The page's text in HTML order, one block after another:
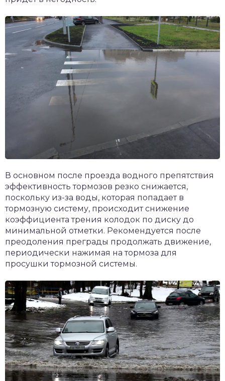
В основном после проезда водного препятствия
эффективность тормозов резко снижается,
поскольку из-за воды, которая попадает в
тормозную систему, происходит снижение
коэффициента трения колодок по диску до
минимальной отметки. Рекомендуется после
преодоления преграды продолжать движение,
периодически нажимая на тормоза для
просушки тормозной системы.